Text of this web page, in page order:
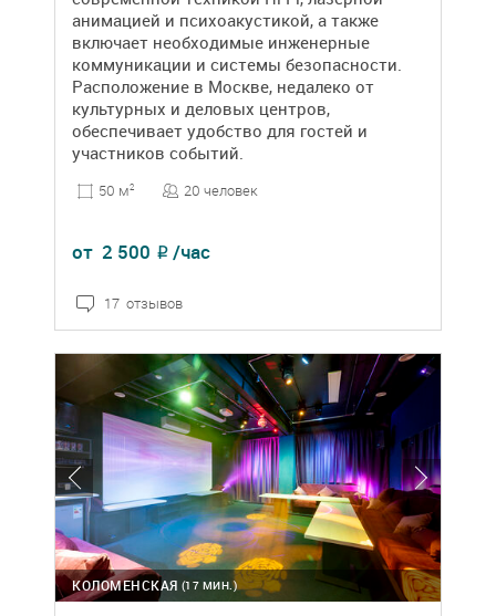
анимацией и психоакустикой, а также
включает необходимые инженерные
коммуникации и системы безопасности.
Расположение в Москве, недалеко от
культурных и деловых центров,
обеспечивает удобство для гостей и
участников событий.
50 м2 20 человек
от 2 500 ₽ /час
17 отзывов
(17 МИН.)
КОЛОМЕНСКАЯ